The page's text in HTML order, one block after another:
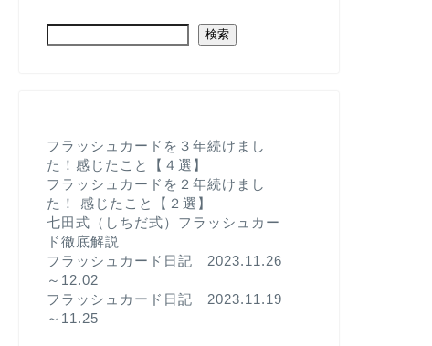
検索
フラッシュカードを３年続けまし
た！感じたこと【４選】
フラッシュカードを２年続けまし
た！ 感じたこと【２選】
七田式（しちだ式）フラッシュカー
ド徹底解説
フラッシュカード日記 2023.11.26
～12.02
フラッシュカード日記 2023.11.19
～11.25